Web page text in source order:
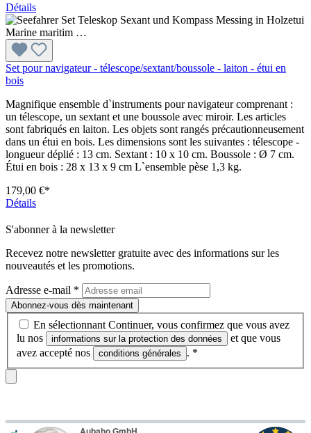
Détails
Set pour navigateur - télescope/sextant/boussole - laiton - étui en
bois
Magnifique ensemble d`instruments pour navigateur comprenant :
un télescope, un sextant et une boussole avec miroir. Les articles
sont fabriqués en laiton. Les objets sont rangés précautionneusement
dans un étui en bois. Les dimensions sont les suivantes : télescope -
longueur déplié : 13 cm. Sextant : 10 x 10 cm. Boussole : Ø 7 cm.
Étui en bois : 28 x 13 x 9 cm L`ensemble pèse 1,3 kg.
179,00 €*
Détails
S'abonner à la newsletter
Recevez notre newsletter gratuite avec des informations sur les
nouveautés et les promotions.
Adresse e-mail *
Abonnez-vous dès maintenant
En sélectionnant Continuer, vous confirmez que vous avez
lu nos
informations sur la protection des données
et que vous
avez accepté nos
conditions générales . *